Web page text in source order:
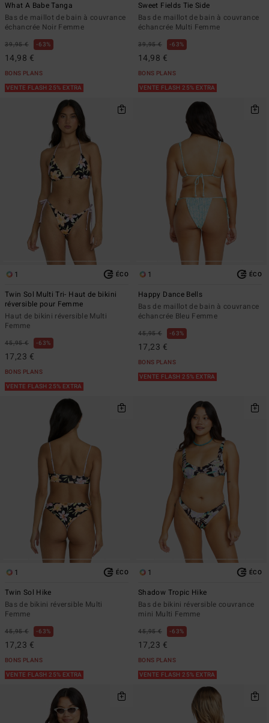
What A Babe Tanga
Bas de maillot de bain à couvrance
échancrée Noir Femme
39,95 € 63%
14,98 €
BONS PLANS
VENTE FLASH 25% EXTRA
Sweet Fields Tie Side
Bas de maillot de bain à couvrance
échancrée Multi Femme
39,95 € 63%
14,98 €
BONS PLANS
VENTE FLASH 25% EXTRA
1 ÉCO
Twin Sol Multi Tri- Haut de bikini
réversible pour Femme
Haut de bikini réversible Multi
Femme
45,95 € 63%
17,23 €
BONS PLANS
VENTE FLASH 25% EXTRA
1 ÉCO
Happy Dance Bells
Bas de maillot de bain à couvrance
échancrée Bleu Femme
45,95 € 63%
17,23 €
BONS PLANS
VENTE FLASH 25% EXTRA
1 ÉCO
Twin Sol Hike
Bas de bikini réversible Multi
Femme
45,95 € 63%
17,23 €
BONS PLANS
VENTE FLASH 25% EXTRA
1 ÉCO
Shadow Tropic Hike
Bas de bikini réversible couvrance
mini Multi Femme
45,95 € 63%
17,23 €
BONS PLANS
VENTE FLASH 25% EXTRA